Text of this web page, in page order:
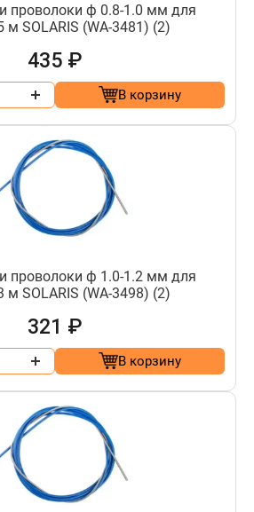
проволоки ф 0.8-1.0 мм для
м SOLARIS (WA-3481) (2)
435 ₽
В корзину
проволоки ф 1.0-1.2 мм для
м SOLARIS (WA-3498) (2)
321 ₽
В корзину